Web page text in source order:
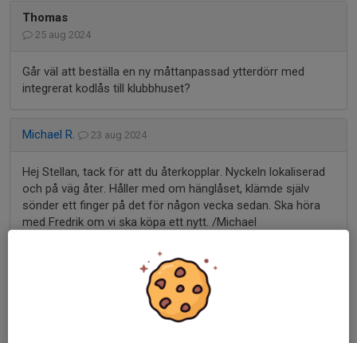
Thomas
25 aug 2024
Går väl att beställa en ny måttanpassad ytterdörr med
integrerat kodlås till klubbhuset?
Michael R. 23 aug 2024
Hej Stellan, tack för att du återkopplar. Nyckeln lokaliserad
och på väg åter. Håller med om hänglåset, klämde själv
sönder ett finger på det för någon vecka sedan. Ska höra
med Fredrik om vi ska köpa ett nytt. /Michael
23 aug 2024
Vid spel fredag 2024-08-23 kl 11-12 på bana 1:
1) Jag klarade inte av att låsa med hänglåset till klubbhuset.